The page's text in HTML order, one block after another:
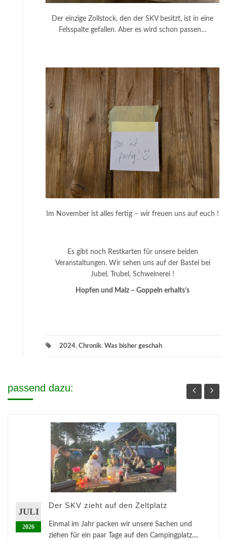
Der einzige Zollstock, den der SKV besitzt, ist in eine
Felsspalte gefallen. Aber es wird schon passen…
Im November ist alles fertig – wir freuen uns auf euch !
Es gibt noch Restkarten für unsere beiden
Veranstaltungen. Wir sehen uns auf der Bastei bei
Jubel, Trubel, Schweinerei !
Hopfen und Malz – Goppeln erhalts’s
2024, Chronik, Was bisher geschah
passend dazu:
JULI
2026
Der SKV zieht auf den Zeltplatz
Einmal im Jahr packen wir unsere Sachen und
ziehen für ein paar Tage auf den Campingplatz....